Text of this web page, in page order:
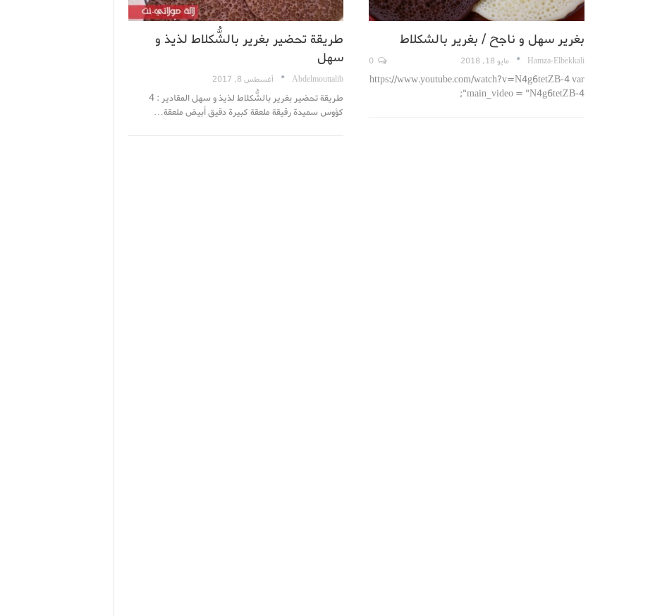
بغرير سهل و ناجح / بغرير بالشكلاط
Hamza-Elbekkali مايو 18, 2018
https://www.youtube.com/watch?v=N4g6tetZB-4 var
main_video = "N4g6tetZB-4";
طريقة تحضير بغرير بالشُّكلاط لذيذ و
سهل
Abdelmouttalib أغسطس 8, 2017
طريقة تحضير بغرير بالشُّكلاط لذيذ و سهل المقادير : 4
كؤوس سميدة رقيقة ملعقة كبيرة دقيق أبيض ملعقة…